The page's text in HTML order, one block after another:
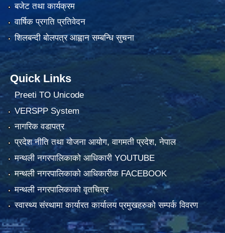
बजेट तथा कार्यक्रम
वार्षिक प्रगति प्रतिवेदन
शिलबन्दी बोलपत्र आह्वान सम्बन्धि सुचना
Quick Links
Preeti TO Unicode
VERSPP System
नागरिक वडापत्र
प्रदेश नीति तथा योजना आयोग, वागमती प्रदेश, नेपाल
मन्थली नगरपालिकाको आधिकारी YOUTUBE
मन्थली नगरपालिकाको आधिकारीक FACEBOOK
मन्थली नगरपालिकाको वृतचित्र
स्वास्थ्य संस्थामा कार्यारत कार्यालय प्रमुखहरुको सम्पर्क विवरण